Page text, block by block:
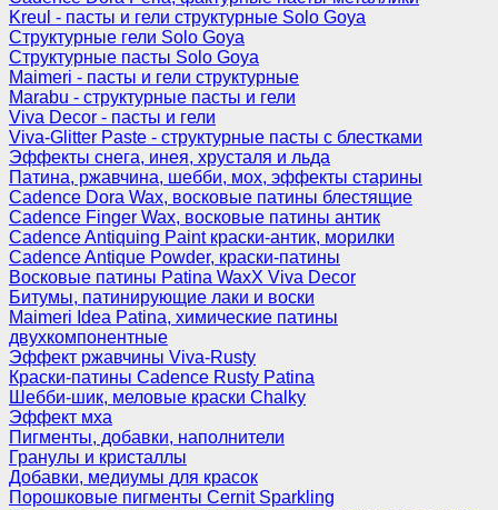
Kreul - пасты и гели структурные Solo Goya
Структурные гели Solo Goya
Структурные пасты Solo Goya
Maimeri - пасты и гели структурные
Marabu - структурные пасты и гели
Viva Decor - пасты и гели
Viva-Glitter Paste - структурные пасты с блестками
Эффекты снега, инея, хрусталя и льда
Патина, ржавчина, шебби, мох, эффекты старины
Cadence Dora Wax, восковые патины блестящие
Cadence Finger Wax, восковые патины антик
Сadence Antiquing Paint краски-антик, морилки
Cadence Antique Powder, краски-патины
Восковые патины Patina WaxX Viva Decor
Битумы, патинирующие лаки и воски
Maimeri Idea Patina, химические патины
двухкомпонентные
Эффект ржавчины Viva-Rusty
Краски-патины Cadence Rusty Patina
Шебби-шик, меловые краски Chalky
Эффект мха
Пигменты, добавки, наполнители
Гранулы и кристаллы
Добавки, медиумы для красок
Порошковые пигменты Cernit Sparkling